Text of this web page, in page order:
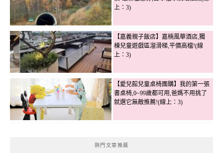
上：3)
【嘉義親子飯店】嘉楠風華酒店,獨
棟兒童遊戲區溜滑梯,平價高檔!(線
上：3)
【愛兒館兒童桌椅團購】我的第一張
書桌椅,0~99歲都可用,爸媽不用挑了
就選它無敵推薦!(線上：3)
熱門文章推薦